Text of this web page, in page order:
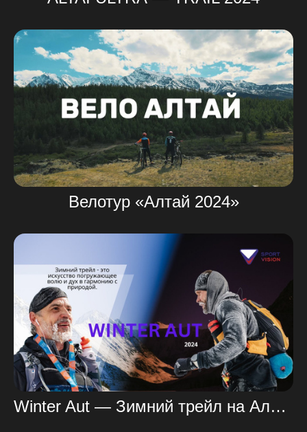
Велотур «Алтай 2024»
Winter Aut — Зимний трейл на Алтае